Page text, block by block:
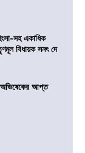
সহ একাধিক
বিধায়ক সনৎ দে
অভিষেকের আপ্ত